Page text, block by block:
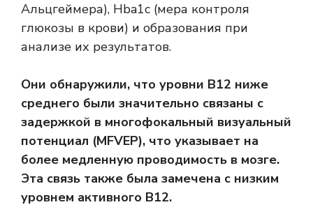
Альцгеймера), Hba1c (мера контроля
глюкозы в крови) и образования при
анализе их результатов.
Они обнаружили, что уровни B12 ниже
среднего были значительно связаны с
задержкой в многофокальный визуальный
потенциал (MFVEP), что указывает на
более медленную проводимость в мозге.
Эта связь также была замечена с низким
уровнем активного B12.